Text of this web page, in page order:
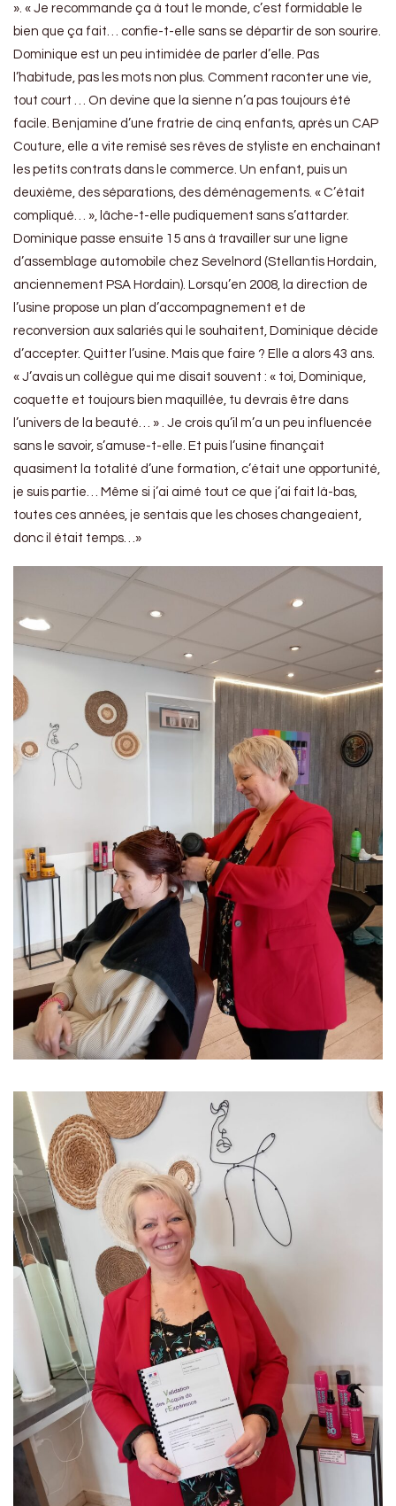
». « Je recommande ça à tout le monde, c’est formidable le
bien que ça fait… confie-t-elle sans se départir de son sourire.
Dominique est un peu intimidée de parler d’elle. Pas
l’habitude, pas les mots non plus. Comment raconter une vie,
tout court … On devine que la sienne n’a pas toujours été
facile. Benjamine d’une fratrie de cinq enfants, après un CAP
Couture, elle a vite remisé ses rêves de styliste en enchainant
les petits contrats dans le commerce. Un enfant, puis un
deuxième, des séparations, des déménagements. « C’était
compliqué… », lâche-t-elle pudiquement sans s’attarder.
Dominique passe ensuite 15 ans à travailler sur une ligne
d’assemblage automobile chez Sevelnord (Stellantis Hordain,
anciennement PSA Hordain). Lorsqu’en 2008, la direction de
l’usine propose un plan d’accompagnement et de
reconversion aux salariés qui le souhaitent, Dominique décide
d’accepter. Quitter l’usine. Mais que faire ? Elle a alors 43 ans.
« J’avais un collègue qui me disait souvent : « toi, Dominique,
coquette et toujours bien maquillée, tu devrais être dans
l’univers de la beauté… » . Je crois qu’il m’a un peu influencée
sans le savoir, s’amuse-t-elle. Et puis l’usine finançait
quasiment la totalité d’une formation, c’était une opportunité,
je suis partie… Même si j’ai aimé tout ce que j’ai fait là-bas,
toutes ces années, je sentais que les choses changeaient,
donc il était temps…»